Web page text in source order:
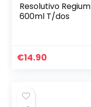
Resolutivo Regium
600ml T/dos
€14.90